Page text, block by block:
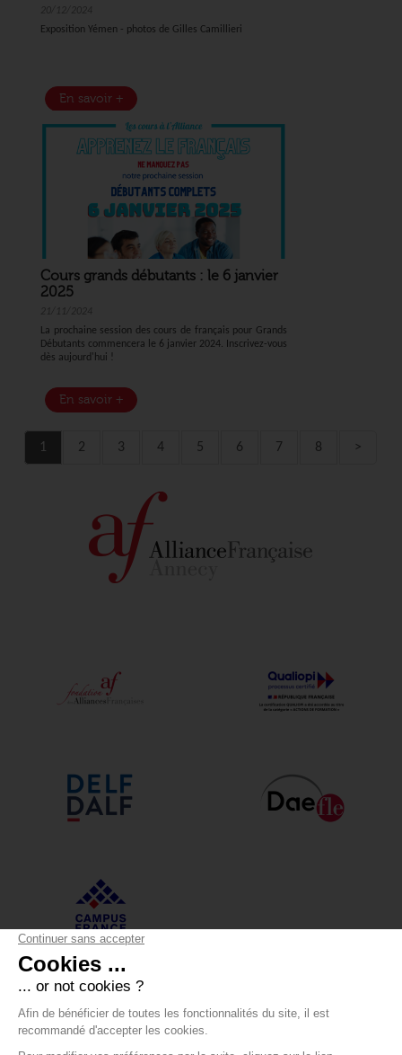
20/12/2024
Exposition Yémen - photos de Gilles Camillieri
En savoir +
Cours grands débutants : le 6 janvier
2025
21/11/2024
La prochaine session des cours de français pour Grands
Débutants commencera le 6 janvier 2024. Inscrivez-vous
dès aujourd'hui !
En savoir +
1 2 3 4 5 6 7 8 >
12 boulevard du Lycée - 74000 Annecy